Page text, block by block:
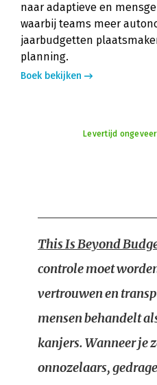
naar adaptieve en
waarbij teams meer
jaarbudgetten
planning.
Boek bekijken
Levertijd
This Is Beyond
controle moet
vertrouwen en
mensen behandelt
kanjers. Wanneer je
onnozelaars,